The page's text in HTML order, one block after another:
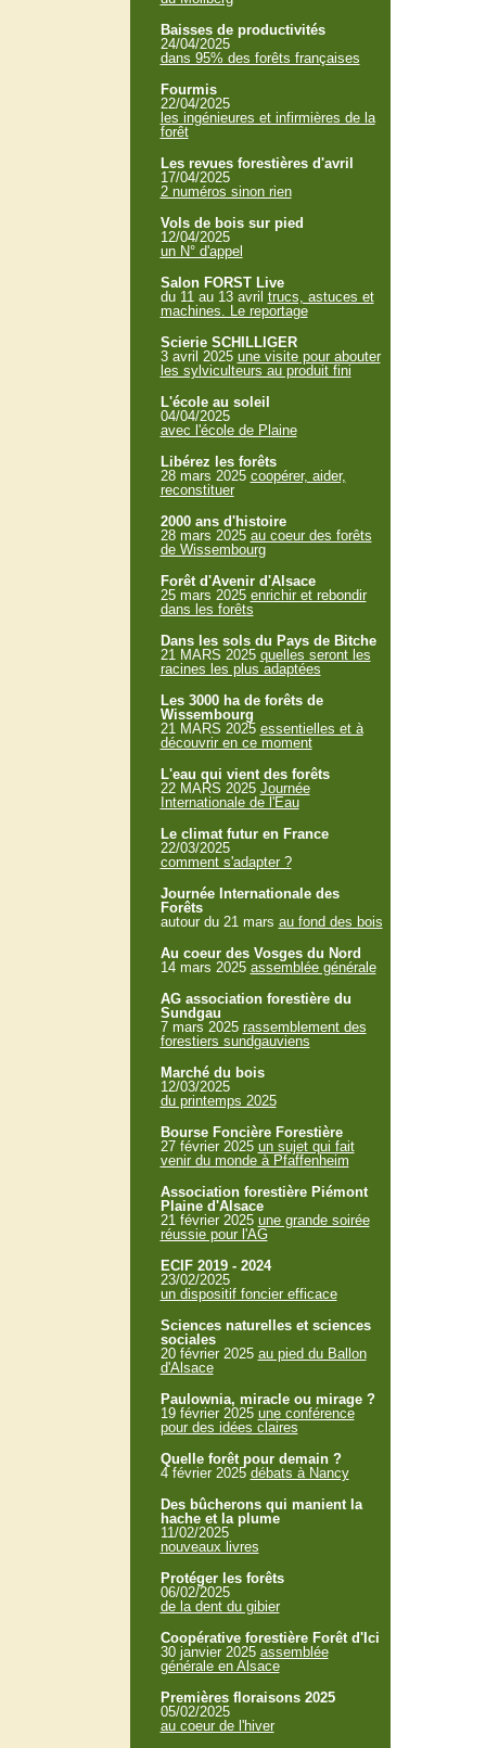
Baisses de productivités
24/04/2025
dans 95% des forêts françaises
Fourmis
22/04/2025
les ingénieures et infirmières de la
forêt
Les revues forestières d'avril
17/04/2025
2 numéros sinon rien
Vols de bois sur pied
12/04/2025
un N° d'appel
Salon FORST Live
du 11 au 13 avril trucs, astuces et
machines. Le reportage
Scierie SCHILLIGER
3 avril 2025 une visite pour abouter
les sylviculteurs au produit fini
L'école au soleil
04/04/2025
avec l'école de Plaine
Libérez les forêts
28 mars 2025 coopérer, aider,
reconstituer
2000 ans d'histoire
28 mars 2025 au coeur des forêts
de Wissembourg
Forêt d'Avenir d'Alsace
25 mars 2025 enrichir et rebondir
dans les forêts
Dans les sols du Pays de Bitche
21 MARS 2025 quelles seront les
racines les plus adaptées
Les 3000 ha de forêts de
Wissembourg
21 MARS 2025 essentielles et à
découvrir en ce moment
L'eau qui vient des forêts
22 MARS 2025 Journée
Internationale de l'Eau
Le climat futur en France
22/03/2025
comment s'adapter ?
Journée Internationale des
Forêts
autour du 21 mars au fond des bois
Au coeur des Vosges du Nord
14 mars 2025 assemblée générale
AG association forestière du
Sundgau
7 mars 2025 rassemblement des
forestiers sundgauviens
Marché du bois
12/03/2025
du printemps 2025
Bourse Foncière Forestière
27 février 2025 un sujet qui fait
venir du monde à Pfaffenheim
Association forestière Piémont
Plaine d'Alsace
21 février 2025 une grande soirée
réussie pour l'AG
ECIF 2019 - 2024
23/02/2025
un dispositif foncier efficace
Sciences naturelles et sciences
sociales
20 février 2025 au pied du Ballon
d'Alsace
Paulownia, miracle ou mirage ?
19 février 2025 une conférence
pour des idées claires
Quelle forêt pour demain ?
4 février 2025 débats à Nancy
Des bûcherons qui manient la
hache et la plume
11/02/2025
nouveaux livres
Protéger les forêts
06/02/2025
de la dent du gibier
Coopérative forestière Forêt d'Ici
30 janvier 2025 assemblée
générale en Alsace
Premières floraisons 2025
05/02/2025
au coeur de l'hiver